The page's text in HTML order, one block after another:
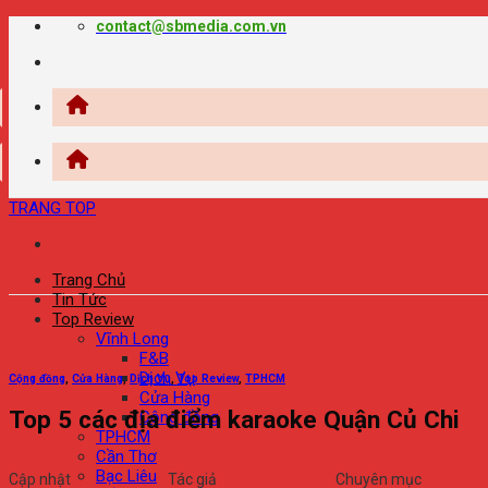
Chuyển
contact@sbmedia.com.vn
TRANG TOP
Trang Chủ
Tin Tức
Top Review
Vĩnh Long
F&B
Dịch Vụ
Cửa Hàng
Cộng đồng
TPHCM
Cần Thơ
Bạc Liêu
Cộng đồng Cửa Hàng, Dịch Vụ ,Top Review, TPHCM
Top 5 các địa điểm karaoke Quận Củ Chi
Cập nhật
Tác giả
Chuyên mục